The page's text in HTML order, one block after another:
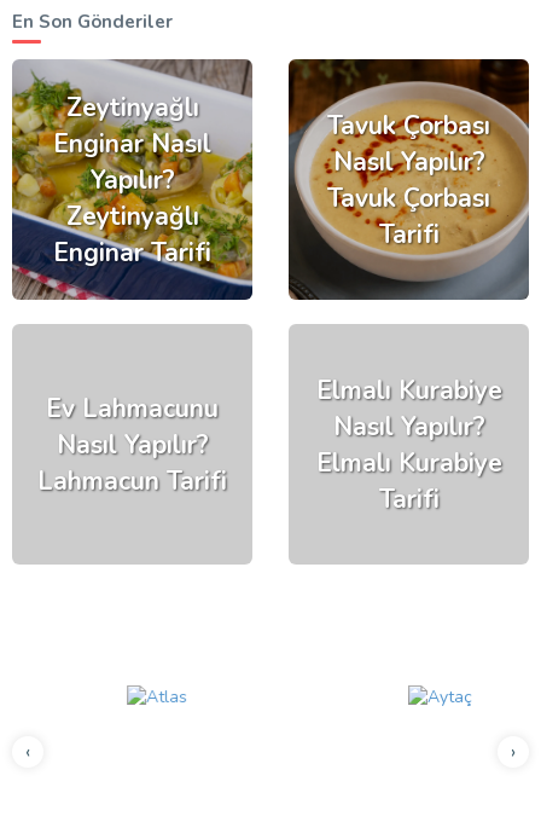
En Son Gönderiler
Zeytinyağlı
Enginar Nasıl
Yapılır?
Zeytinyağlı
Enginar Tarifi
Tavuk Çorbası
Nasıl Yapılır?
Tavuk Çorbası
Tarifi
Ev Lahmacunu
Nasıl Yapılır?
Lahmacun Tarifi
Elmalı Kurabiye
Nasıl Yapılır?
Elmalı Kurabiye
Tarifi
‹ ›